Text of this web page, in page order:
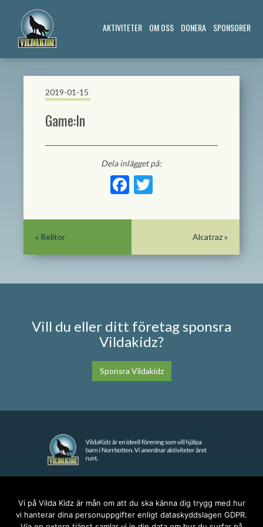
AKTIVITETER OM OSS DONERA SPONSORER
2019-01-15
Game:In
Dela inlägget på:
Facebook
Twitter
Alcatraz»
« Relitor
Vill du eller ditt företag sponsra
Vildakidz?
Sponsra Vildakidz
anna@vildakidz.se
Vi på Vilda Kidz är mån om att du ska känna dig trygg med hur
vi hanterar dina personuppgifter enligt dataskyddslagen GDPR.